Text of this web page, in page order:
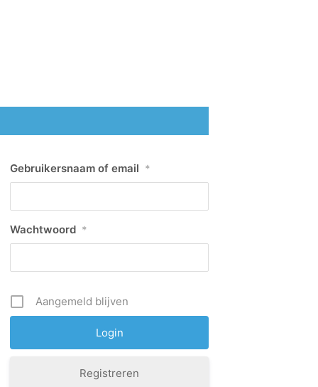
Gebruikersnaam of email *
Wachtwoord *
Aangemeld blijven
Registreren